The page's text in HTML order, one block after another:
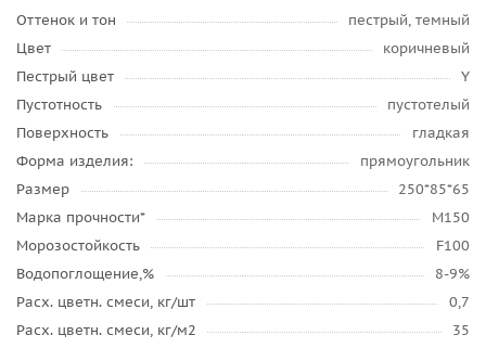
Оттенок и тон
пестрый, темный
Цвет
коричневый
Пестрый цвет
Y
Пустотность
пустотелый
Поверхность
гладкая
Форма изделия:
прямоугольник
Размер
250*85*65
Марка прочности*
М150
Морозостойкость
F100
Водопоглощение,%
8-9%
Расх. цветн. смеси, кг/шт
0,7
Расх. цветн. смеси, кг/м2
35